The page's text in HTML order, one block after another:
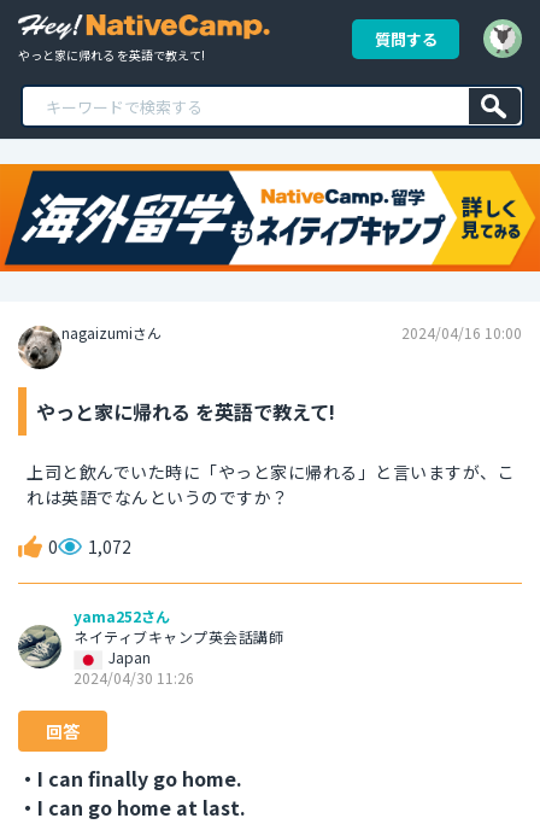
やっと家に帰れる を英語で教えて!
質問する
nagaizumiさん 2024/04/16 10:00
やっと家に帰れる を英語で教えて!
上司と飲んでいた時に「やっと家に帰れる」と言いますが、こ
れは英語でなんというのですか？
0 1,072
yama252さん
ネイティブキャンプ英会話講師
Japan
2024/04/30 11:26
回答
・I can finally go home.
・I can go home at last.